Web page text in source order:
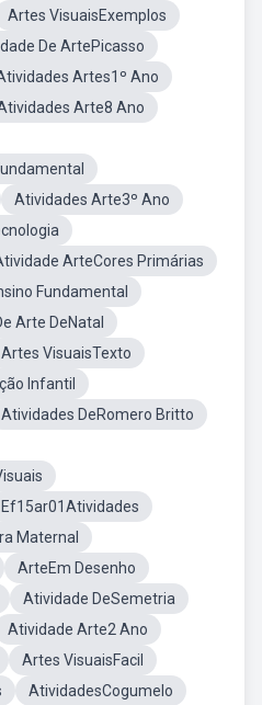
Artes VisuaisExemplos
De ArtePicasso
Artes1º Ano
Arte8 Ano
Atividades Arte3º Ano
ArteCores Primárias
Fundamental
Arte DeNatal
Artes VisuaisTexto
Infantil
Atividades DeRomero Britto
Ef15ar01Atividades
Maternal
ArteEm Desenho
Atividade DeSemetria
Atividade Arte2 Ano
Artes VisuaisFacil
AtividadesCogumelo